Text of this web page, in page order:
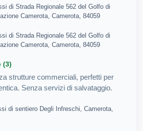
di Strada Regionale 562 del Golfo di
Camerota, Camerota, 84059
di Strada Regionale 562 del Golfo di
Camerota, Camerota, 84059
(3)
strutture commerciali, perfetti per
Senza servizi di salvataggio.
di sentiero Degli Infreschi, Camerota,